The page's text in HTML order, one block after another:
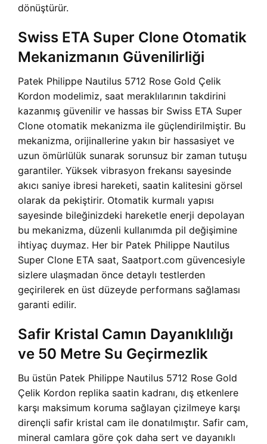
dönüştürür.
Swiss ETA Super Clone Otomatik
Mekanizmanın Güvenilirliği
Patek Philippe Nautilus 5712 Rose Gold Çelik
Kordon modelimiz, saat meraklılarının takdirini
kazanmış güvenilir ve hassas bir Swiss ETA Super
Clone otomatik mekanizma ile güçlendirilmiştir. Bu
mekanizma, orijinallerine yakın bir hassasiyet ve
uzun ömürlülük sunarak sorunsuz bir zaman tutuşu
garantiler. Yüksek vibrasyon frekansı sayesinde
akıcı saniye ibresi hareketi, saatin kalitesini görsel
olarak da pekiştirir. Otomatik kurmalı yapısı
sayesinde bileğinizdeki hareketle enerji depolayan
bu mekanizma, düzenli kullanımda pil değişimine
ihtiyaç duymaz. Her bir Patek Philippe Nautilus
Super Clone ETA saat, Saatport.com güvencesiyle
sizlere ulaşmadan önce detaylı testlerden
geçirilerek en üst düzeyde performans sağlaması
garanti edilir.
Safir Kristal Camın Dayanıklılığı
ve 50 Metre Su Geçirmezlik
Bu üstün Patek Philippe Nautilus 5712 Rose Gold
Çelik Kordon replika saatin kadranı, dış etkenlere
karşı maksimum koruma sağlayan çizilmeye karşı
dirençli safir kristal cam ile donatılmıştır. Safir cam,
mineral camlara göre çok daha sert ve dayanıklı